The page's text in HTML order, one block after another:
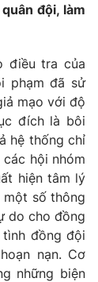
đội, làm
điều tra của
phạm đã sử
mạo với độ
đích là bôi
hệ thống chỉ
hội nhóm
hiện tâm lý
một số thông
do cho đồng
đồng đội
nạn. Cơ
những biện